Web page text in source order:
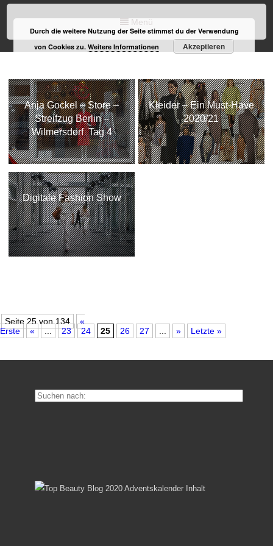
Menü
Anja Gockel – Store –
Streifzug Berlin –
Wilmersdorf Tag 4
Kleider – Ein Must-Have
2020/21
Digitale Fashion Show
Seite 25 von 134
«
Erste
« ... 23 24 25 26 27 » Letzte »
Durch die weitere Nutzung der Seite stimmst du der Verwendung
von Cookies zu.Weitere Informationen Akzeptieren